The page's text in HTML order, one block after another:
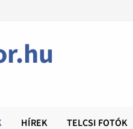
HÍREK TELCSI FOTÓK